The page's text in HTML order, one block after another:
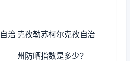
治 克孜勒苏柯尔克孜自治
州防晒指数是多少？